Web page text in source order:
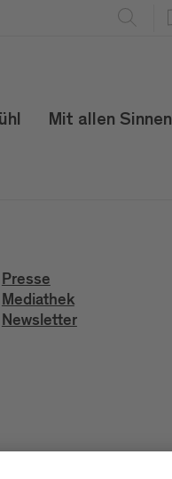
Mit allen Sinnen
Presse
Mediathek
Newsletter